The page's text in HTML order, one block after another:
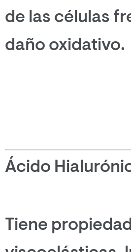
de las células
daño oxidativo.
Ácido
Tiene